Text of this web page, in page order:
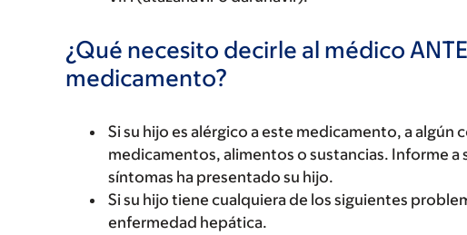
¿Qué necesito decirle al médico
medicamento?
Si su hijo es alérgico a este medicamento, a
medicamentos, alimentos o sustancias. Informe a
síntomas ha presentado su hijo.
Si su hijo tiene cualquiera de los siguientes
enfermedad hepática.